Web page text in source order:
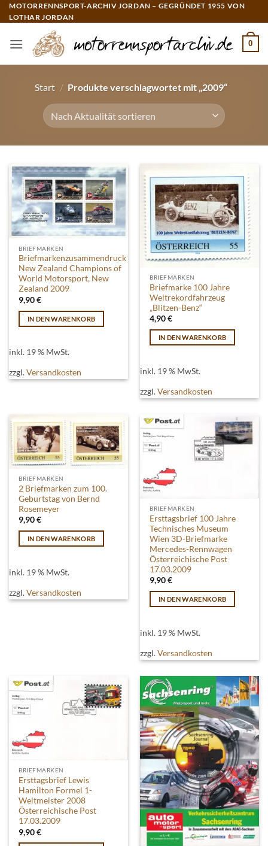
Zum
Inhalt
MOTORRENNSPORT-ARCHIV JORDAN – GEGRÜNDET 1955 VON
LOTHAR JORDAN
0
Start / Produkte verschlagwortet mit „2009“
BRIEFMARKEN
Briefmarkenzusammendruck
New Zealand Champions of
World Motorsport, New
Zealand 2009
9,90€
IN DEN WARENKORB
inkl. 19 % MwSt.
zzgl.Versandkosten
BRIEFMARKEN
Briefmarke 100 Jahre
Weltrekordfahrzeug
„Blitzen-Benz“
4,90€
IN DEN WARENKORB
inkl. 19 % MwSt.
zzgl.Versandkosten
BRIEFMARKEN
2 Briefmarken zum 100.
Geburtstag von Bernd
Rosemeyer
9,90€
IN DEN WARENKORB
inkl. 19 % MwSt.
zzgl.Versandkosten
BRIEFMARKEN
Ersttagsbrief 100 Jahre
Technisches Museum
Wien 3D-Briefmarke
Mercedes-Rennwagen
Österreichische Post
17.03.2009
9,90€
IN DEN WARENKORB
inkl. 19 % MwSt.
zzgl.Versandkosten
BRIEFMARKEN
Ersttagsbrief Lewis
Hamilton Formel 1-
Weltmeister 2008
Österreichische Post
17.03.2009
9,90€